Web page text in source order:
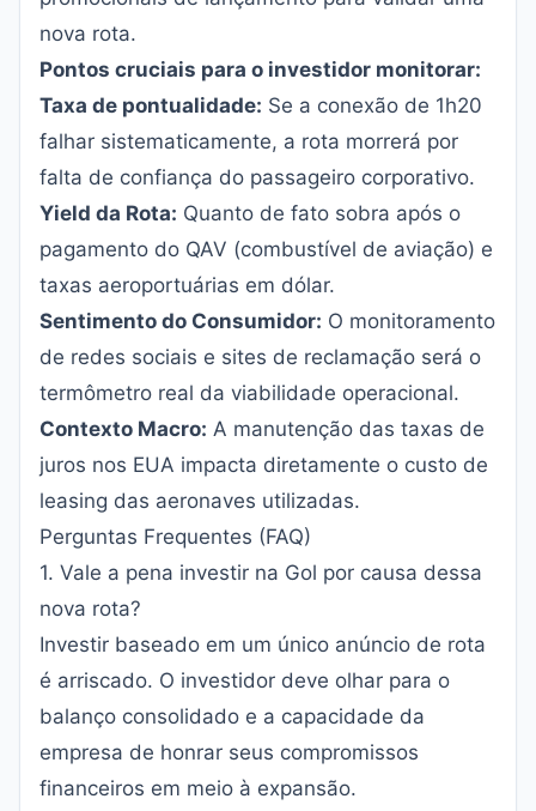
nova rota.
Pontos cruciais para o investidor monitorar:
Taxa de pontualidade: Se a conexão de 1h20
falhar sistematicamente, a rota morrerá por
falta de confiança do passageiro corporativo.
Yield da Rota: Quanto de fato sobra após o
pagamento do QAV (combustível de aviação) e
taxas aeroportuárias em dólar.
Sentimento do Consumidor: O monitoramento
de redes sociais e sites de reclamação será o
termômetro real da viabilidade operacional.
Contexto Macro: A manutenção das taxas de
juros nos EUA impacta diretamente o custo de
leasing das aeronaves utilizadas.
Perguntas Frequentes (FAQ)
1. Vale a pena investir na Gol por causa dessa
nova rota?
Investir baseado em um único anúncio de rota
é arriscado. O investidor deve olhar para o
balanço consolidado e a capacidade da
empresa de honrar seus compromissos
financeiros em meio à expansão.